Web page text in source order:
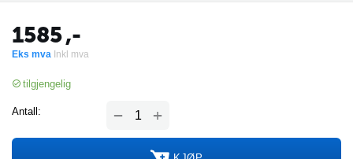
1585,-
Eks mva Inkl mva
tilgjengelig
Antall: +
−